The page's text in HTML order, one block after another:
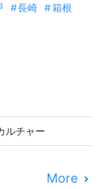
長崎
箱根
ルチャー
More